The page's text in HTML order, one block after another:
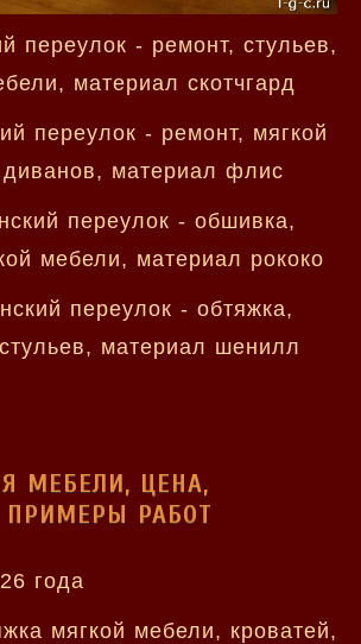
МЕБЕЛИ, ЦЕНА,
ПРИМЕРЫ РАБОТ
года
мягкой мебели, кроватей,